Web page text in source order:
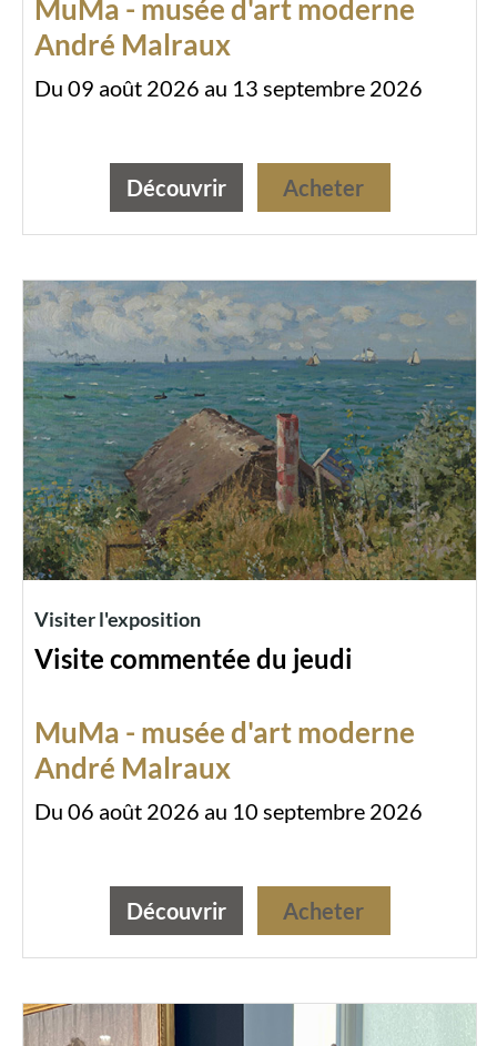
MuMa - musée d'art moderne
André Malraux
Du 09 août 2026 au 13 septembre 2026
Découvrir Acheter
Visiter l'exposition
Visite commentée du jeudi
MuMa - musée d'art moderne
André Malraux
Du 06 août 2026 au 10 septembre 2026
Découvrir Acheter